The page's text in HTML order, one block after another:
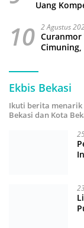
Uang
10 2 Agustus
Curanmor
Cimuning,
Ekbis Bekasi
Ikuti berita menarik
Bekasi dan Kota